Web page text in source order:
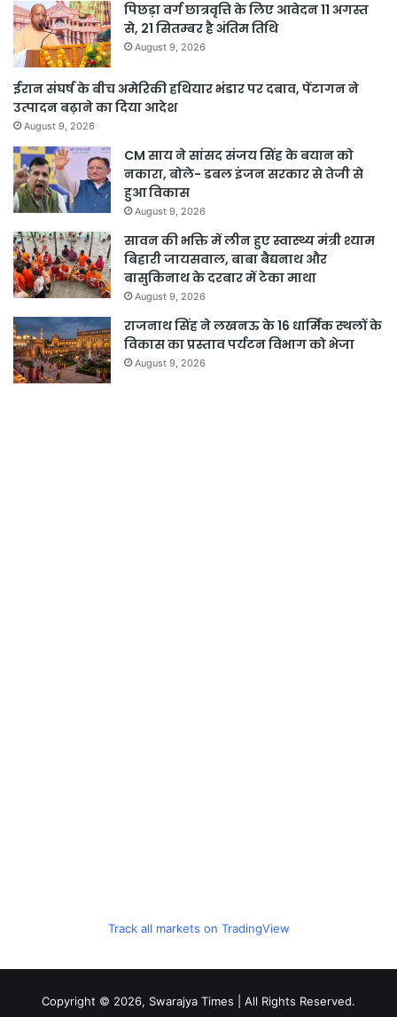
पिछड़ा वर्ग छात्रवृत्ति के लिए आवेदन 11 अगस्त
से, 21 सितम्बर है अंतिम तिथि
August 9, 2026
ईरान संघर्ष के बीच अमेरिकी हथियार भंडार पर दबाव, पेंटागन ने
उत्पादन बढ़ाने का दिया आदेश
August 9, 2026
CM साय ने सांसद संजय सिंह के बयान को
नकारा, बोले- डबल इंजन सरकार से तेजी से
हुआ विकास
August 9, 2026
सावन की भक्ति में लीन हुए स्वास्थ्य मंत्री श्याम
बिहारी जायसवाल, बाबा बैद्यनाथ और
बासुकिनाथ के दरबार में टेका माथा
August 9, 2026
राजनाथ सिंह ने लखनऊ के 16 धार्मिक स्थलों के
विकास का प्रस्ताव पर्यटन विभाग को भेजा
August 9, 2026
Track all markets on TradingView
Copyright © 2026, Swarajya Times | All Rights Reserved.